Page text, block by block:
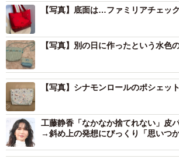
【写真】底面は…ファミリアチェッ
【写真】別の日に作ったという水色
【写真】シナモンロールのポシェッ
工藤静香「なかなか捨てれない」皮
→斜め上の発想にびっくり「思いつ